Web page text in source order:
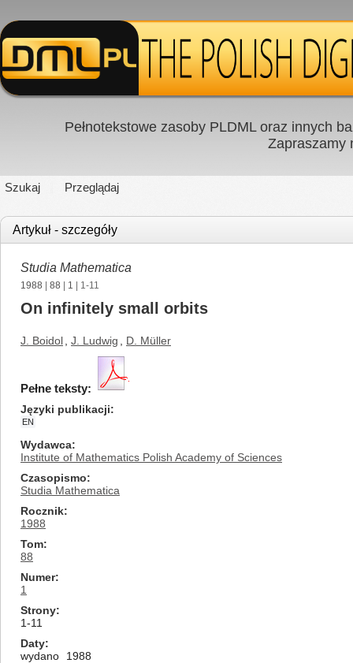
Pełnotekstowe zasoby PLDML oraz innych
Zapraszamy
Szukaj Przeglądaj
Artykuł - szczegóły
Studia Mathematica
1988 88 1 | 1-11
On infinitely small orbits
J. Boidol J. Ludwig D. Müller
Pełne teksty:
Języki publikacji
EN
Wydawca
Institute of Mathematics Polish Academy of Sciences
Czasopismo
Studia Mathematica
Rocznik
1988
Tom
88
Numer
1
Strony
1-11
Daty
wydano
1988